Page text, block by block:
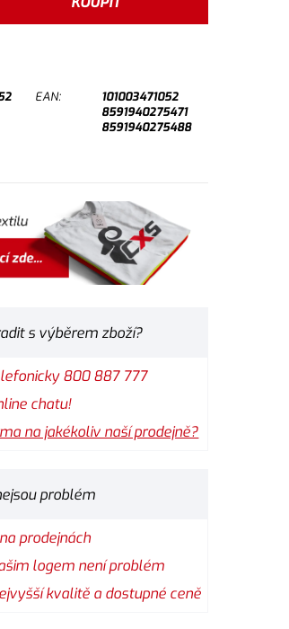
EAN:
101003471052
8591940275471
8591940275488
s výběrem zboží?
800 887 777
chatu!
na jakékoliv naší prodejně?
problém
prodejnách
logem není problém
kvalitě a dostupné ceně